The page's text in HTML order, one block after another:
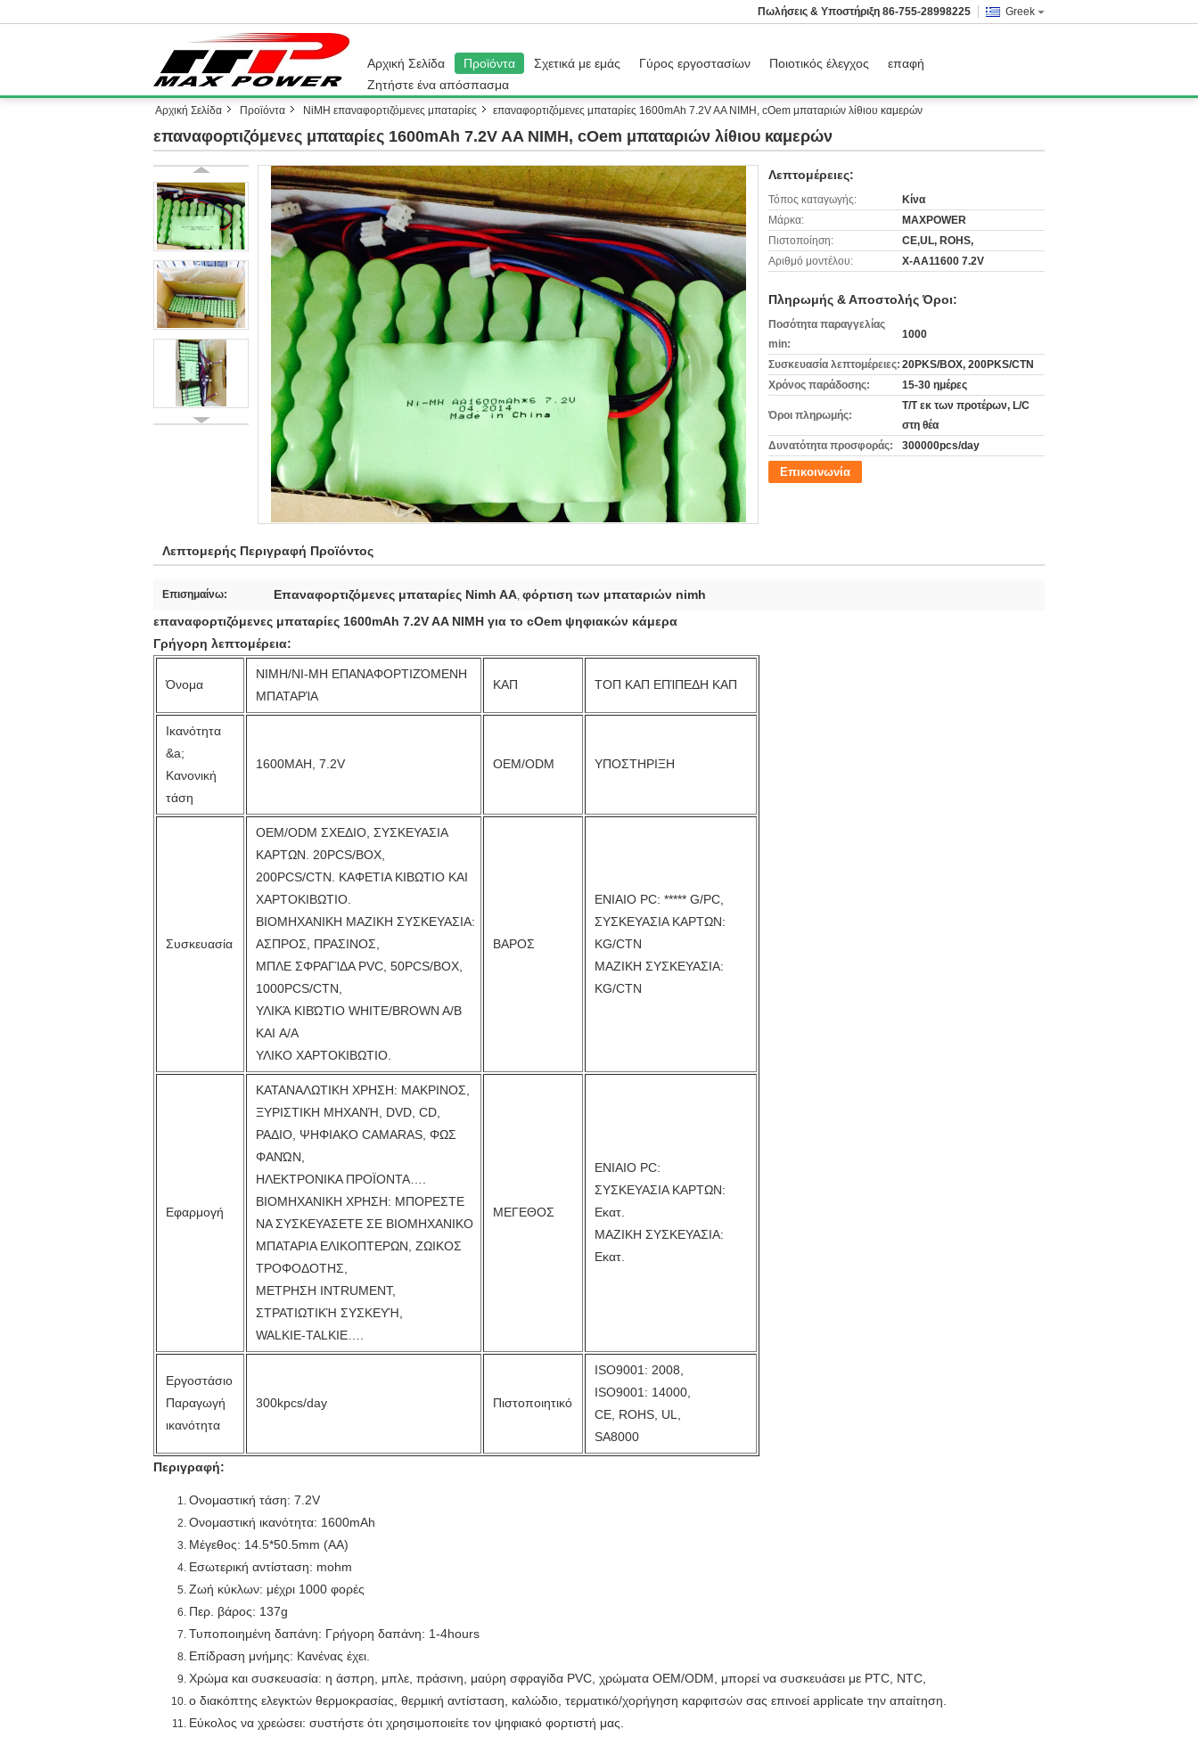
Greek
Πωλήσεις & Υποστήριξη 86-755-28998225
Αρχική Σελίδα Προϊόντα Σχετικά με εμάς Γύρος εργοστασίων Ποιοτικός έλεγχος
επαφή
Ζητήστε ένα απόσπασμα
Αρχική Σελίδα Προϊόντα NiMH επαναφορτιζόμενες μπαταρίες επαναφορτιζόμενες μπαταρίες 1600mAh 7.2V AA NIMH, cOem μπαταριών λίθιου καμερών
επαναφορτιζόμενες μπαταρίες 1600mAh 7.2V AA NIMH, cOem μπαταριών λίθιου καμερών
Λεπτομέρειες:
Τόπος καταγωγής:
Κίνα
Μάρκα:
MAXPOWER
Πιστοποίηση:
CE,UL, ROHS,
Αριθμό μοντέλου:
Χ-AA11600 7.2V
Πληρωμής & Αποστολής Όροι:
Ποσότητα παραγγελίας
min:
1000
Συσκευασία λεπτομέρειες: 20PKS/BOX, 200PKS/CTN
Χρόνος παράδοσης:
15-30 ημέρες
Όροι πληρωμής:
T/T εκ των προτέρων, L/C
στη θέα
Δυνατότητα προσφοράς:
300000pcs/day
Επικοινωνία
Λεπτομερής Περιγραφή Προϊόντος
Επισημαίνω: Επαναφορτιζόμενες μπαταρίες Nimh AA, φόρτιση των μπαταριών nimh
επαναφορτιζόμενες μπαταρίες 1600mAh 7.2V AA NIMH για το cOem ψηφιακών κάμερα
Γρήγορη λεπτομέρεια:
Όνομα
NIMH/NI-MH ΕΠΑΝΑΦΟΡΤΙΖΌΜΕΝΗ
ΜΠΑΤΑΡΊΑ
ΚΑΠ ΤΟΠ ΚΑΠ ΕΠΊΠΕΔΗ ΚΑΠ
Ικανότητα
&a;
Κανονική
τάση
1600MAH, 7.2V OEM/ODM ΥΠΟΣΤΗΡΙΞΗ
Συσκευασία
OEM/ODM ΣΧΕΔΙΟ, ΣΥΣΚΕΥΑΣΙΑ
ΚΑΡΤΩΝ. 20PCS/BOX,
200PCS/CTN. ΚΑΦΕΤΙΑ ΚΙΒΩΤΙΟ ΚΑΙ
ΧΑΡΤΟΚΙΒΩΤΙΟ.
ΒΙΟΜΗΧΑΝΙΚΗ ΜΑΖΙΚΗ ΣΥΣΚΕΥΑΣΙΑ:
ΑΣΠΡΟΣ, ΠΡΑΣΙΝΟΣ,
ΜΠΛΕ ΣΦΡΑΓΊΔΑ PVC, 50PCS/BOX,
1000PCS/CTN,
ΥΛΙΚΆ ΚΙΒΏΤΙΟ WHITE/BROWN A/B
ΚΑΙ A/A
ΥΛΙΚΟ ΧΑΡΤΟΚΙΒΩΤΙΟ.
ΒΑΡΟΣ
ΕΝΙΑΙΟ PC: ***** G/PC,
ΣΥΣΚΕΥΑΣΙΑ ΚΑΡΤΩΝ:
KG/CTN
ΜΑΖΙΚΗ ΣΥΣΚΕΥΑΣΙΑ:
KG/CTN
Εφαρμογή
ΚΑΤΑΝΑΛΩΤΙΚΗ ΧΡΗΣΗ: ΜΑΚΡΙΝΟΣ,
ΞΥΡΙΣΤΙΚΗ ΜΗΧΑΝΉ, DVD, CD,
ΡΑΔΙΟ, ΨΗΦΙΑΚΟ CAMARAS, ΦΩΣ
ΦΑΝΏΝ,
ΗΛΕΚΤΡΟΝΙΚΑ ΠΡΟΪΟΝΤΑ….
ΒΙΟΜΗΧΑΝΙΚΗ ΧΡΗΣΗ: ΜΠΟΡΕΣΤΕ
ΝΑ ΣΥΣΚΕΥΑΣΕΤΕ ΣΕ ΒΙΟΜΗΧΑΝΙΚΟ
ΜΠΑΤΑΡΙΑ ΕΛΙΚΟΠΤΕΡΩΝ, ΖΩΙΚΟΣ
ΤΡΟΦΟΔΟΤΗΣ,
ΜΕΤΡΗΣΗ INTRUMENT,
ΣΤΡΑΤΙΩΤΙΚΉ ΣΥΣΚΕΥΉ,
WALKIE-TALKIE….
ΜΕΓΕΘΟΣ
ΕΝΙΑΙΟ PC:
ΣΥΣΚΕΥΑΣΙΑ ΚΑΡΤΩΝ:
Εκατ.
ΜΑΖΙΚΗ ΣΥΣΚΕΥΑΣΙΑ:
Εκατ.
Εργοστάσιο
Παραγωγή
ικανότητα
300kpcs/day Πιστοποιητικό
ISO9001: 2008,
ISO9001: 14000,
CE, ROHS, UL,
SA8000
Περιγραφή:
Ονομαστική τάση: 7.2V
Ονομαστική ικανότητα: 1600mAh
Μέγεθος: 14.5*50.5mm (AA)
Εσωτερική αντίσταση: mohm
Ζωή κύκλων: μέχρι 1000 φορές
Περ. βάρος: 137g
Τυποποιημένη δαπάνη: Γρήγορη δαπάνη: 1-4hours
Επίδραση μνήμης: Κανένας έχει.
Χρώμα και συσκευασία: η άσπρη, μπλε, πράσινη, μαύρη σφραγίδα PVC, χρώματα OEM/ODM, μπορεί να συσκευάσει με PTC, NTC,
ο διακόπτης ελεγκτών θερμοκρασίας, θερμική αντίσταση, καλώδιο, τερματικό/χορήγηση καρφιτσών σας επινοεί applicate την απαίτηση.
Εύκολος να χρεώσει: συστήστε ότι χρησιμοποιείτε τον ψηφιακό φορτιστή μας.